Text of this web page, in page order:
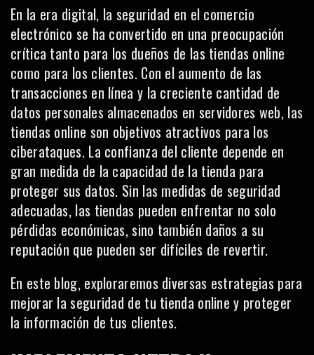
En la era digital, la seguridad en el comercio
electrónico se ha convertido en una preocupación
crítica tanto para los dueños de las tiendas online
como para los clientes. Con el aumento de las
transacciones en línea y la creciente cantidad de
datos personales almacenados en servidores web, las
tiendas online son objetivos atractivos para los
ciberataques. La confianza del cliente depende en
gran medida de la capacidad de la tienda para
proteger sus datos. Sin las medidas de seguridad
adecuadas, las tiendas pueden enfrentar no solo
pérdidas económicas, sino también daños a su
reputación que pueden ser difíciles de revertir.
En este blog, exploraremos diversas estrategias para
mejorar la seguridad de tu tienda online y proteger
la información de tus clientes.